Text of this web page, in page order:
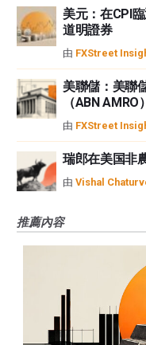
美元：在CPI
道明證券
由 FXStreet
美聯儲：美聯
（ABN AMRO）
由 FXStreet
瑞郎在美国非
由 Vishal
推薦內容